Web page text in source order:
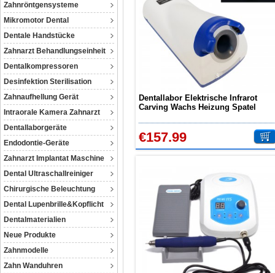
Zahnröntgensysteme
Mikromotor Dental
Dentale Handstücke
Zahnarzt Behandlungseinheit
Dentalkompressoren‎
Desinfektion Sterilisation
Zahnaufhellung Gerät
Intraorale Kamera Zahnarzt
Dentallaborgeräte
Endodontie-Geräte
Zahnarzt Implantat Maschine
Dental Ultraschallreiniger
Chirurgische Beleuchtung
Dental Lupenbrille&Kopflicht
Dentalmaterialien
Neue Produkte
Zahnmodelle
Zahn Wanduhren
Dentallabor Elektrische Infrarot
Carving Wachs Heizung Spatel
JT-29B
€157.99